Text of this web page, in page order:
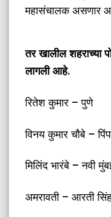
महासंचालक असणार
तर खालील शहराच्या
लागली आहे.
रितेश कुमार – पुणे
विनय कुमार चौबे –
मिलिंद भारंबे – नवी
अमरावती – आरती